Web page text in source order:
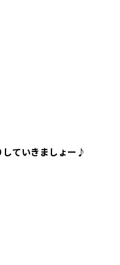
していきましょー♪